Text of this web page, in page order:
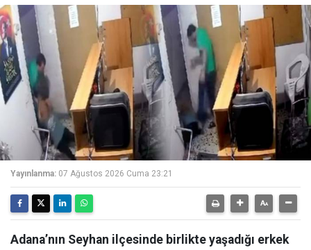
Yayınlanma: 07 Ağustos 2026 Cuma 23:21
Adana’nın Seyhan ilçesinde birlikte yaşadığı erkek